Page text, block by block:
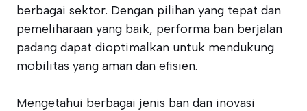
berbagai sektor. Dengan pilihan yang tepat dan
pemeliharaan yang baik, performa ban berjalan
padang dapat dioptimalkan untuk mendukung
mobilitas yang aman dan efisien.
Mengetahui berbagai jenis ban dan inovasi